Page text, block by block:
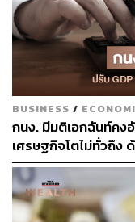
สามารถติดตา
ผ่านแอปพลิเคชันต่
TAGS: ณัฐ วงศ์พานิช
BUSINESS /
กนง. มีมติเอกฉันท์คง
เศรษฐกิจโตไม่ทั่วถึง
69 รองรับเงินเฟ้อแล